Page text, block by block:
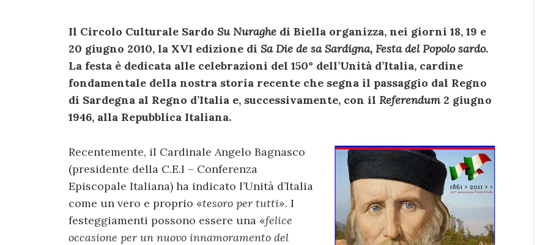
Il Circolo Culturale Sardo Su Nuraghe di Biella organizza, nei giorni 18, 19 e
20 giugno 2010, la XVI edizione di Sa Die de sa Sardigna, Festa del Popolo sardo.
La festa è dedicata alle celebrazioni del 150° dell’Unità d’Italia, cardine
fondamentale della nostra storia recente che segna il passaggio dal Regno
di Sardegna al Regno d’Italia e, successivamente, con il Referendum2 giugno
1946, alla Repubblica Italiana.
Recentemente, il Cardinale Angelo Bagnasco
(presidente della C.E.I – Conferenza
Episcopale Italiana) ha indicato l’Unità d’Italia
come un vero e proprio «tesoro per tutti». I
festeggiamenti possono essere una «felice
occasione per un nuovo innamoramento del